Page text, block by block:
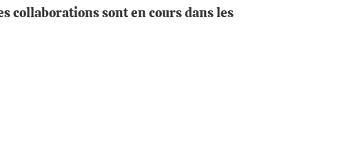
collaborations sont en cours dans les